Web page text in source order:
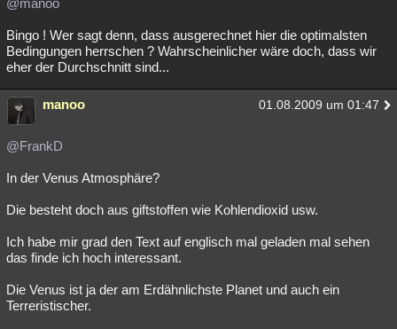
@manoo
Bingo ! Wer sagt denn, dass ausgerechnet hier die optimalsten
Bedingungen herrschen ? Wahrscheinlicher wäre doch, dass wir
eher der Durchschnitt sind...
manoo 01.08.2009 um 01:47
@FrankD
In der Venus Atmosphäre?
Die besteht doch aus giftstoffen wie Kohlendioxid usw.
Ich habe mir grad den Text auf englisch mal geladen mal sehen
das finde ich hoch interessant.
Die Venus ist ja der am Erdähnlichste Planet und auch ein
Terreristischer.